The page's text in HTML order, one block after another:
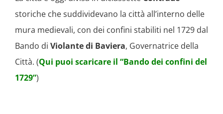
storiche che suddividevano la città all’interno delle
mura medievali, con dei confini stabiliti nel 1729 dal
Bando di Violante di Baviera, Governatrice della
Città. (Qui puoi scaricare il “Bando dei confini del
1729”)